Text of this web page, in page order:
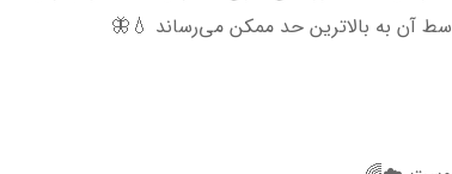
آن به بالاترین حد ممکن می‌رساند 💧🦋